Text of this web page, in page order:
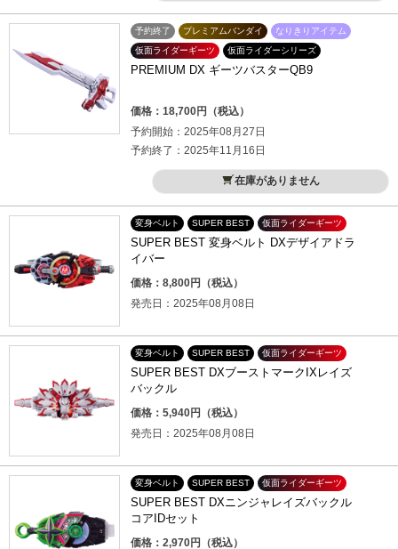
予約終了 プレミアムバンダイ
なりきりアイテム
仮面ライダーギーツ
仮面ライダーシリーズ
PREMIUM DX ギーツバスターQB9
価格：18,700円（税込）
予約開始：2025年08月27日
予約終了：2025年11月16日
在庫がありません
変身ベルト SUPER BEST 仮面ライダーギーツ
SUPER BEST 変身ベルト DXデザイアドラ
イバー
価格：8,800円（税込）
発売日：2025年08月08日
変身ベルト SUPER BEST 仮面ライダーギーツ
SUPER BEST DXブーストマークIXレイズ
バックル
価格：5,940円（税込）
発売日：2025年08月08日
変身ベルト SUPER BEST 仮面ライダーギーツ
SUPER BEST DXニンジャレイズバックル
コアIDセット
価格：2,970円（税込）